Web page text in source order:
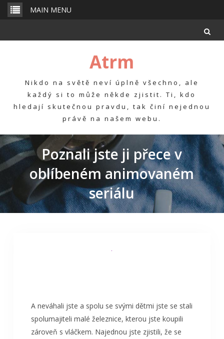
Skip
MAIN MENU
Atrm
Nikdo na světě neví úplně všechno, ale
každý si to může někde zjistit. Ti, kdo
hledají skutečnou pravdu, tak činí nejednou
právě na našem webu.
Poznali jste ji přece v
oblíbeném animovaném
seriálu
A neváhali jste a spolu se svými dětmi jste se stali
spolumajiteli malé železnice, kterou jste koupili
zároveň s vláčkem. Najednou jste zjistili, že se